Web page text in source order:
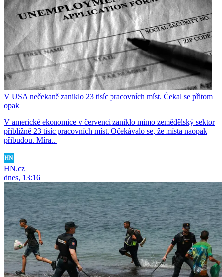
V USA nečekaně zaniklo 23 tisíc pracovních míst. Čekal se přitom
opak
V americké ekonomice v červenci zaniklo mimo zemědělský sektor
přibližně 23 tisíc pracovních míst. Očekávalo se, že místa naopak
přibudou. Míra...
HN.cz
dnes, 13:16